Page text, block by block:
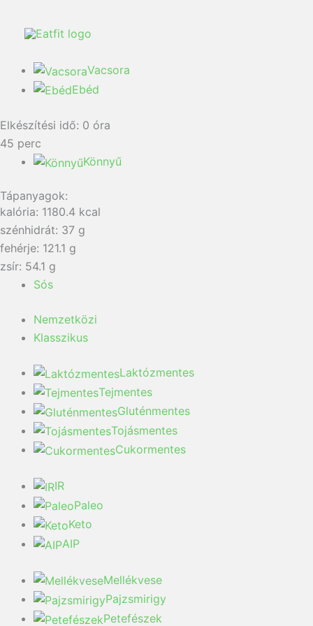
Vacsora
Ebéd
Elkészítési idő: 0 óra
45 perc
Könnyű
Tápanyagok:
kalória: 1180.4 kcal
szénhidrát: 37 g
fehérje: 121.1 g
zsír: 54.1 g
Sós
Nemzetközi
Klasszikus
Laktózmentes
Tejmentes
Gluténmentes
Tojásmentes
Cukormentes
IR
Paleo
Keto
AIP
Mellékvese
Pajzsmirigy
Petefészek